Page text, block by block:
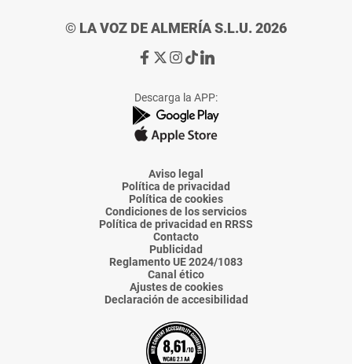
© LA VOZ DE ALMERÍA S.L.U. 2026
Ir
de
La
Voz
Almería
Ir
de
La
Voz
Almería
Ir
de
La
Voz
Almería
Ir
de
La
Voz
Almería
Ir
de
La
Voz
Descarga la APP:
Aviso legal
Política de privacidad
Política de cookies
Condiciones de los servicios
Política de privacidad en RRSS
Contacto
Publicidad
Reglamento UE 2024/1083
Canal ético
Ajustes de cookies
Declaración de accesibilidad